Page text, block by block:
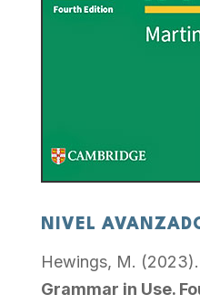
NIVEL
Hewings, M. (2023).
Grammar in Use.